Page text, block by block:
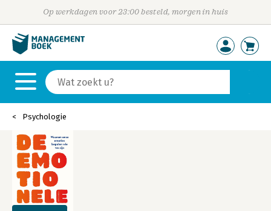
Op werkdagen voor 23:00 besteld, morgen in huis
Psychologie